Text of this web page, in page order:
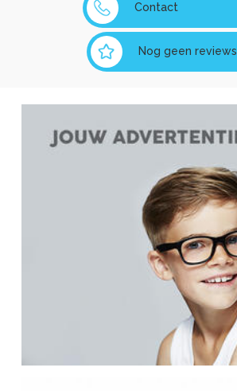
Contact
Nog geen reviews